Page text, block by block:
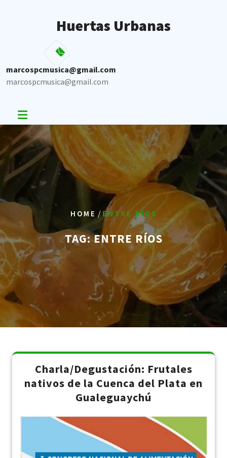
Huertas Urbanas
marcospcmusica@gmail.com
marcospcmusica@gmail.com
HOME /ENTRE RÍOS
TAG:ENTRE RÍOS
Charla/Degustación: Frutales
nativos de la Cuenca del Plata en
Gualeguaychú